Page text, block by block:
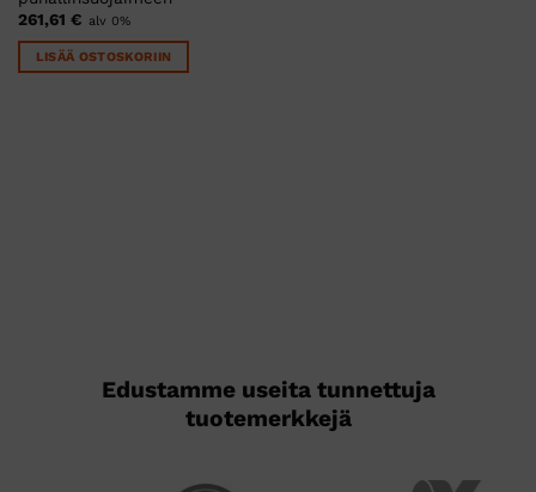
261,61 € alv 0%
LISÄÄ OSTOSKORIIN
Edustamme useita tunnettuja
tuotemerkkejä